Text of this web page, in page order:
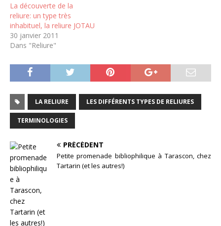
La découverte de la
reliure: un type très
inhabituel, la reliure JOTAU
30 janvier 2011
Dans "Reliure"
LA RELIURE LES DIFFÉRENTS TYPES DE RELIURES
TERMINOLOGIES
PRÉCÉDENT
Petite promenade bibliophilique à Tarascon, chez
Tartarin (et les autres!)